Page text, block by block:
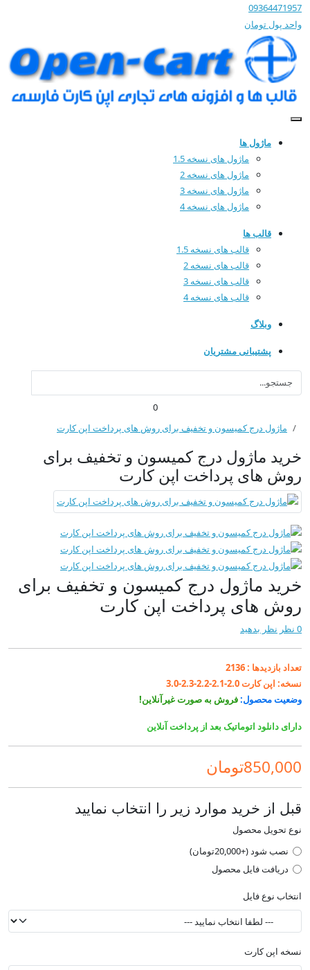
09364471957
واحد پول تومان
ماژول ها
ماژول های نسخه 1.5
ماژول های نسخه 2
ماژول های نسخه 3
ماژول های نسخه 4
قالب ها
قالب های نسخه 1.5
قالب های نسخه 2
قالب های نسخه 3
قالب های نسخه 4
وبلاگ
پشتیبانی مشتریان
0
ماژول درج کمیسون و تخفیف برای روش های پرداخت اپن کارت
خرید ماژول درج کمیسون و تخفیف برای
روش های پرداخت اپن کارت
خرید ماژول درج کمیسون و تخفیف برای
روش های پرداخت اپن کارت
0 نظر نظر بدهید
تعداد بازدیدها :2136
نسخه: اپن کارت 2.0-2.1-2.2-2.3-3.0
وضعیت محصول:فروش به صورت غیرآنلاین!
دارای دانلود اتوماتیک بعد از پرداخت آنلاین
850,000تومان
قبل از خرید موارد زیر را انتخاب نمایید
نوع تحویل محصول
نصب شود (+20,000تومان)
دریافت فایل محصول
انتخاب نوع فایل
نسخه اپن کارت